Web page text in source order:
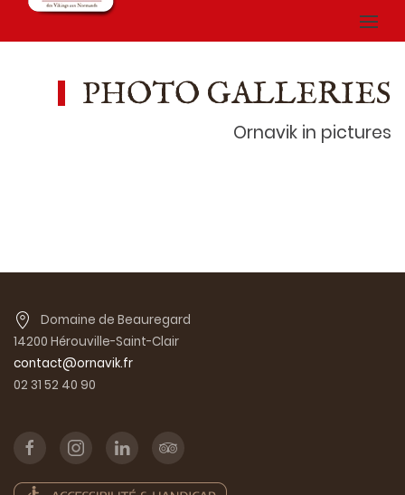
PHOTO GALLERIES
Ornavik in pictures
Domaine de Beauregard
14200 Hérouville-Saint-Clair
contact@ornavik.fr
02 31 52 40 90